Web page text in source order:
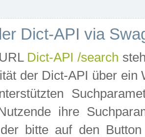
Dict-API via
Dict-API /search
der Dict-API über
ihre
bitte auf den